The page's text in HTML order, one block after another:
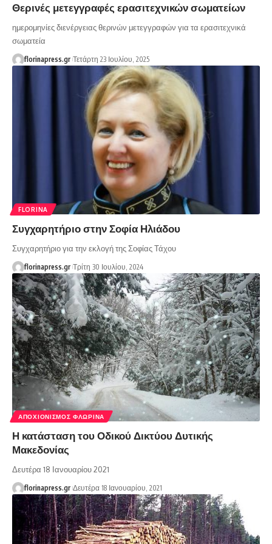
Θερινές μετεγγραφές ερασιτεχνικών σωματείων
ημερομηνίες διενέργειας θερινών μετεγγραφών για τα ερασιτεχνικά
σωματεία
florinapress.gr Τετάρτη 23 Ιουλίου, 2025
FLORINA
Συγχαρητήριο στην Σοφία Ηλιάδου
Συγχαρητήριο για την εκλογή της Σοφίας Τάχου
florinapress.gr Τρίτη 30 Ιουλίου, 2024
ΑΠΟΧΙΟΝΙΣΜΌΣ ΦΛΏΡΙΝΑ
Η κατάσταση του Οδικού Δικτύου Δυτικής
Μακεδονίας
Δευτέρα 18 Ιανουαρίου 2021
florinapress.gr Δευτέρα 18 Ιανουαρίου, 2021